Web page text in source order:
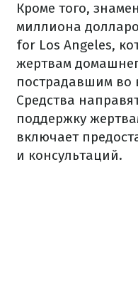
Кроме того,
миллиона
for Los Angeles,
жертвам
пострадавшим во
Средства
поддержку
включает
и консультаций.